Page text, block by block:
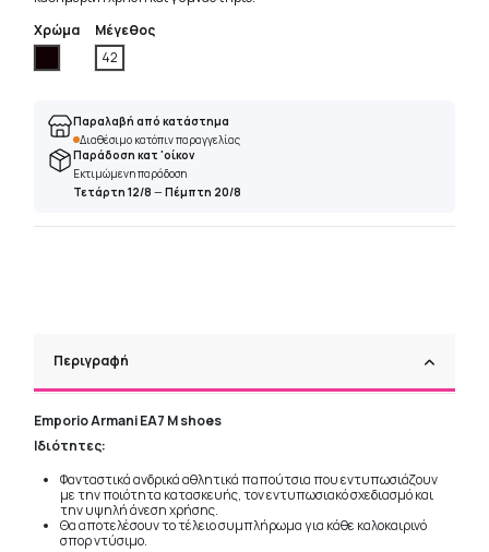
Χρώμα
Μέγεθος
42
Παραλαβή από κατάστημα
Διαθέσιμο κατόπιν παραγγελίας
Παράδοση κατ 'οίκον
Εκτιμώμενη παράδοση
Τετάρτη 12/8 —Πέμπτη 20/8
Περιγραφή
Εmporio Armani EA7 M shoes
Ιδιότητες:
Φανταστικά ανδρικά αθλητικά παπούτσια που εντυπωσιάζουν
με την ποιότητα κατασκευής, τον εντυπωσιακό σχεδιασμό και
την υψηλή άνεση χρήσης.
Θα αποτελέσουν το τέλειο συμπλήρωμα για κάθε καλοκαιρινό
σπορ ντύσιμο.